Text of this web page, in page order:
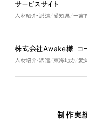
サービスサイト
人材紹介・派遣 愛知県 一宮
株式会社Awake様｜コ
人材紹介・派遣 東海地方 愛
制作実